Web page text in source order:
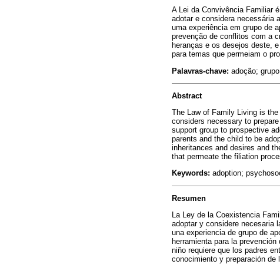
A Lei da Convivência Familiar
adotar e considera necessária
uma experiência em grupo de
prevenção de conflitos com a
heranças e os desejos deste,
para temas que permeiam o
Palavras-chave: adoção;
Abstract
The Law of Family Living is
considers necessary to
support group to prospective
parents and the child to be
inheritances and desires and
that permeate the filiation
Keywords: adoption;
Resumen
La Ley de la Coexistencia
adoptar y considere necesaria
una experiencia de grupo de
herramienta para la
niño requiere que los padres
conocimiento y preparación de